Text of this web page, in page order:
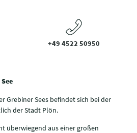
+49 4522 50950
Grebiner Sees befindet sich bei der
der Stadt Plön.
überwiegend aus einer großen